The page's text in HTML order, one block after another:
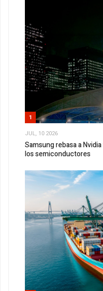
1
JUL, 10 2026
Samsung rebasa a
los semiconductores